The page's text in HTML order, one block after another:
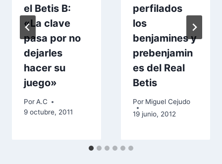
el Betis B:
«La clave
pasa por no
dejarles
hacer su
juego»
PorA.C
9 octubre, 2011
perfilados
los
benjamines y
prebenjamin
es del Real
Betis
Por Miguel Cejudo
19 junio, 2012